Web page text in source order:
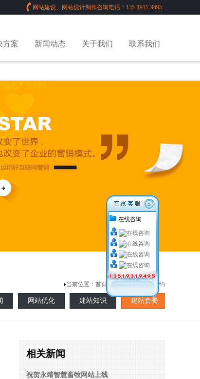
网站建设、网站设计制作咨询电话：135-1931-9495
方案 新闻动态 关于我们 联系我们
当前位置： 首页 > 新闻中心 >最新签约
网站优化 建站知识 建站套餐
相关新闻
祝贺永靖智慧畜牧网站上线
在线咨询